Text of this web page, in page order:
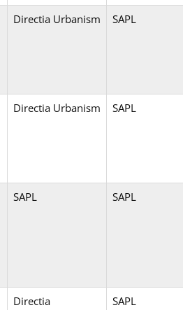
Directia Urbanism SAPL
Directia Urbanism SAPL
SAPL SAPL
Directia
SAPL